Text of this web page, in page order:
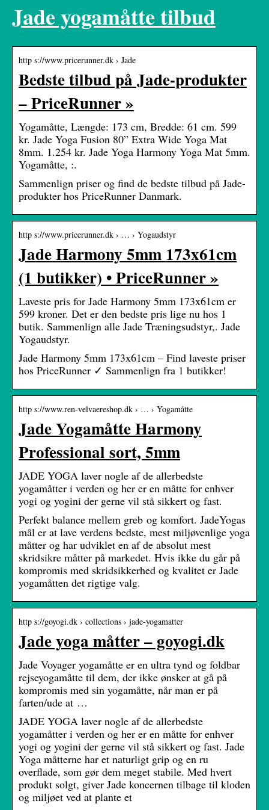
Jade yogamåtte tilbud
http s://www.pricerunner.dk › Jade
Bedste tilbud på Jade-produkter
– PriceRunner »
Yogamåtte, Længde: 173 cm, Bredde: 61 cm. 599
kr. Jade Yoga Fusion 80” Extra Wide Yoga Mat
8mm. 1.254 kr. Jade Yoga Harmony Yoga Mat 5mm.
Yogamåtte, :.
Sammenlign priser og find de bedste tilbud på Jade-
produkter hos PriceRunner Danmark.
http s://www.pricerunner.dk › … › Yogaudstyr
Jade Harmony 5mm 173x61cm
(1 butikker) • PriceRunner »
Laveste pris for Jade Harmony 5mm 173x61cm er
599 kroner. Det er den bedste pris lige nu hos 1
butik. Sammenlign alle Jade Træningsudstyr,. Jade
Yogaudstyr.
Jade Harmony 5mm 173x61cm – Find laveste priser
hos PriceRunner ✓ Sammenlign fra 1 butikker!
http s://www.ren-velvaereshop.dk › … › Yogamåtte
Jade Yogamåtte Harmony
Professional sort, 5mm
JADE YOGA laver nogle af de allerbedste
yogamåtter i verden og her er en måtte for enhver
yogi og yogini der gerne vil stå sikkert og fast.
Perfekt balance mellem greb og komfort. JadeYogas
mål er at lave verdens bedste, mest miljøvenlige yoga
måtter og har udviklet en af de absolut mest
skridsikre måtter på markedet. Hvis ikke du går på
kompromis med skridsikkerhed og kvalitet er Jade
yogamåtten det rigtige valg.
http s://goyogi.dk › collections › jade-yogamatter
Jade yoga måtter – goyogi.dk
Jade Voyager yogamåtte er en ultra tynd og foldbar
rejseyogamåtte til dem, der ikke ønsker at gå på
kompromis med sin yogamåtte, når man er på
farten/ude at …
JADE YOGA laver nogle af de allerbedste
yogamåtter i verden og her er en måtte for enhver
yogi og yogini der gerne vil stå sikkert og fast. Jade
Yoga måtterne har et naturligt grip og en ru
overflade, som gør dem meget stabile. Med hvert
produkt solgt, giver Jade koncernen tilbage til kloden
og miljøet ved at plante et